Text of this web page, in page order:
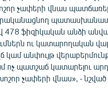
չափերի վնաս
իրականացնող
478 ֆիզիկական անձի
ու կատարողական
կամ անփույթ
ոչ պատշաճ կատարելու
չափերի վնաս», - նշված